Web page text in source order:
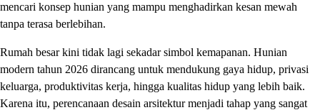
mencari konsep hunian yang mampu menghadirkan kesan mewah
tanpa terasa berlebihan.
Rumah besar kini tidak lagi sekadar simbol kemapanan. Hunian
modern tahun 2026 dirancang untuk mendukung gaya hidup, privasi
keluarga, produktivitas kerja, hingga kualitas hidup yang lebih baik.
Karena itu, perencanaan desain arsitektur menjadi tahap yang sangat